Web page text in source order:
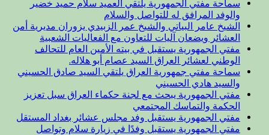
سماحة مفتي الجمهورية يلتقي العميد سلام حميد خضير
والوفد المرافق له للتواصل والسلام
الشيخ عامر البياتي والشيخ عمر الزبيدي يزوران مديرية أمن
العشائر ويضعان آليات للتعاون مع الفعاليات الشعبية
مفتي الجمهورية يستقبل في بيته الأمين العام للتحالف
الوطني لعشائر العراق السيد عصام أبو هلاله.
سماحة مفتي جمهورية العراق يلتقي السيد صادق الحسيني
والسيد هادي الحسيني
مفتي الجمهورية يبحث مع لجنة حكماء العراق سبل تعزيز
الحكمة والتماسك المجتمعي
مفتي الجمهورية يستقبل وفد مجلس عشائر بغداد المستقل
مفتي الجمهورية يستقبل وفدًا في زيارة سلام وتواصل